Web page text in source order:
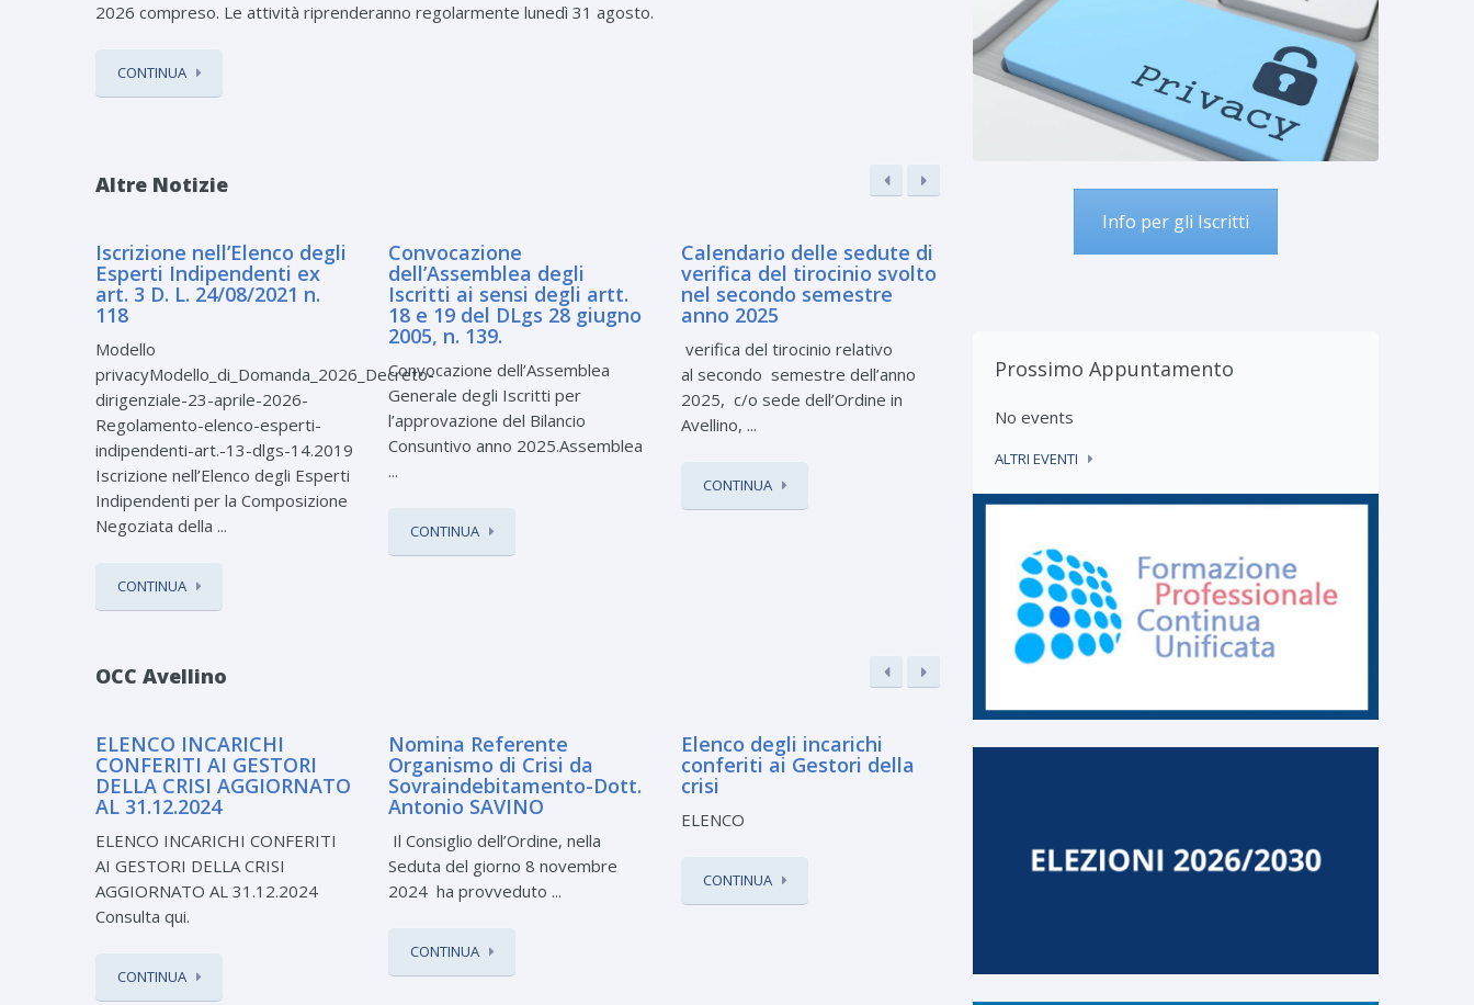
2026 compreso. Le attività riprenderanno regolarmente lunedì 31 agosto.
CONTINUA
Altre Notizie
Iscrizione nell’Elenco degli
Esperti Indipendenti ex
art. 3 D. L. 24/08/2021 n.
118
Modello
privacyModello_di_Domanda_2026_Decreto-
dirigenziale-23-aprile-2026-
Regolamento-elenco-esperti-
indipendenti-art.-13-dlgs-14.2019
Iscrizione nell’Elenco degli Esperti
Indipendenti per la Composizione
Negoziata della ...
CONTINUA
Convocazione
dell’Assemblea degli
Iscritti ai sensi degli artt.
18 e 19 del DLgs 28 giugno
2005, n. 139.
Convocazione dell’Assemblea
Generale degli Iscritti per
l’approvazione del Bilancio
Consuntivo anno 2025.Assemblea
...
CONTINUA
Calendario delle sedute di
verifica del tirocinio svolto
nel secondo semestre
anno 2025
verifica del tirocinio relativo
al secondo semestre dell’anno
2025, c/o sede dell’Ordine in
Avellino, ...
CONTINUA
Mantenimento iscrizione
CTU e Periti ...
Convegno
CONTINUA
OCC Avellino
ELENCO INCARICHI
CONFERITI AI GESTORI
DELLA CRISI AGGIORNATO
AL 31.12.2024
ELENCO INCARICHI CONFERITI
AI GESTORI DELLA CRISI
AGGIORNATO AL 31.12.2024
Consulta qui.
CONTINUA
Nomina Referente
Organismo di Crisi da
Sovraindebitamento-Dott.
Antonio SAVINO
Il Consiglio dell’Ordine, nella
Seduta del giorno 8 novembre
2024 ha provveduto ...
CONTINUA
Elenco degli incarichi
conferiti ai Gestori della
crisi
ELENCO
CONTINUA
ELENCO GESTORI DELLA
CONTINUA
Nuova modulistica
alle procedure di
CONTINUA
Info per gli Iscritti
Prossimo Appuntamento
No events
ALTRI EVENTI